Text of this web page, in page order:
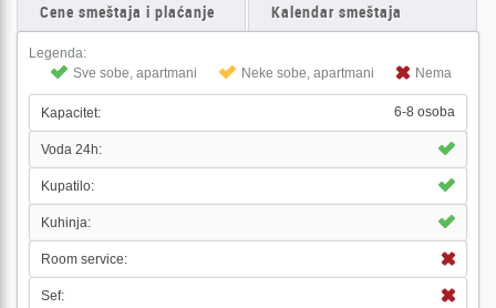
Cene smeštaja i plaćanje Kalendar smeštaja
Legenda:
Sve sobe, apartmani
Neke sobe, apartmani Nema
Kapacitet: 6-8 osoba
Voda 24h:
Kupatilo:
Kuhinja:
Room service:
Sef: